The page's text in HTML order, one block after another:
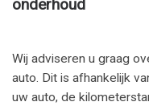
onderhoud
Wij adviseren u graag
auto. Dit is afhankelijk
uw auto, de